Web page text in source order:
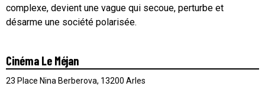
complexe, devient une vague qui secoue, perturbe et
désarme une société polarisée.
Cinéma Le Méjan
23 Place Nina Berberova, 13200 Arles